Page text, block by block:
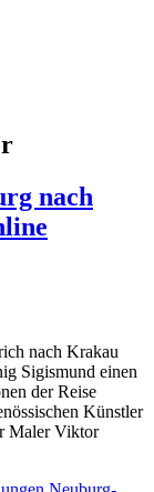
nach
nach Krakau
Sigismund einen
der Reise
Künstler
Maler Viktor